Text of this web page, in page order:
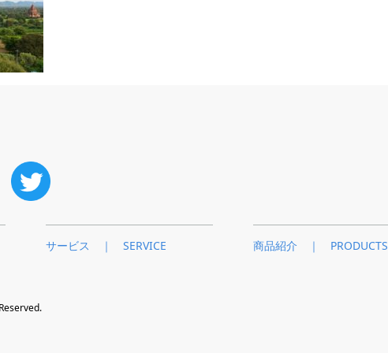
サービス ｜ SERVICE 商品紹介 ｜ PRODUCTS